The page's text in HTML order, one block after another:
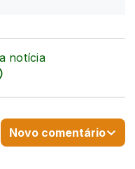
notícia
Novo comentário